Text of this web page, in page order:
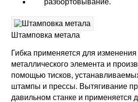
Штамповка метала
Гибка применяется для
металлического элемента и
помощью тисков,
штампы и прессы. Вытягивание
давильном станке и применяется